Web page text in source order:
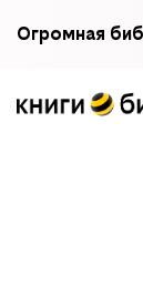
Огромная